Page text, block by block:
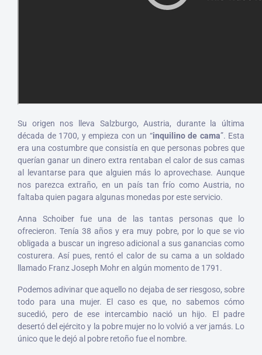
Su origen nos lleva Salzburgo, Austria, durante la última
década de 1700, y empieza con un “inquilino de cama”. Esta
era una costumbre que consistía en que personas pobres que
querían ganar un dinero extra rentaban el calor de sus camas
al levantarse para que alguien más lo aprovechase. Aunque
nos parezca extraño, en un país tan frío como Austria, no
faltaba quien pagara algunas monedas por este servicio.
Anna Schoiber fue una de las tantas personas que lo
ofrecieron. Tenía 38 años y era muy pobre, por lo que se vio
obligada a buscar un ingreso adicional a sus ganancias como
costurera. Así pues, rentó el calor de su cama a un soldado
llamado Franz Joseph Mohr en algún momento de 1791.
Podemos adivinar que aquello no dejaba de ser riesgoso, sobre
todo para una mujer. El caso es que, no sabemos cómo
sucedió, pero de ese intercambio nació un hijo. El padre
desertó del ejército y la pobre mujer no lo volvió a ver jamás. Lo
único que le dejó al pobre retoño fue el nombre.